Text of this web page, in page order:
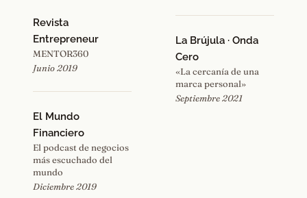
Revista
Entrepreneur
MENTOR360
Junio 2019
El Mundo
Financiero
El podcast de negocios
más escuchado del
mundo
Diciembre 2019
La Brújula · Onda
Cero
«La cercanía de una
marca personal»
Septiembre 2021